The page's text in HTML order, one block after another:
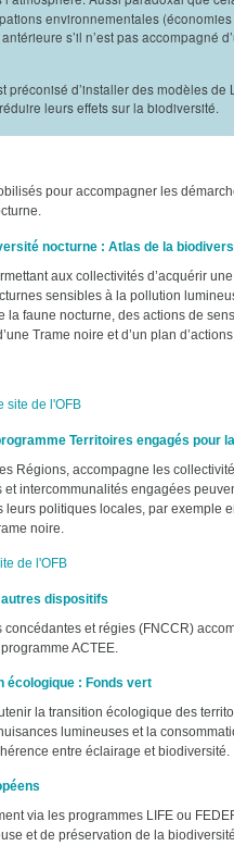
environnementales
s’il n’est pas accompagné
préconisé d’installer des modèles
leurs effets sur la biodiversité.
pour accompagner les
nocturne : Atlas de la
aux collectivités d’acquérir
sensibles à la pollution
la faune nocturne, des actions de
Trame noire et d’un plan
site de l'OFB
Territoires engagés pour
Régions, accompagne les
intercommunalités engagées
politiques locales, par exemple
noire.
de l'OFB
autres dispositifs
et régies (FNCCR)
ACTEE.
écologique : Fonds vert
la transition écologique des
lumineuses et la
entre éclairage et biodiversité.
via les programmes LIFE ou
et de préservation de la